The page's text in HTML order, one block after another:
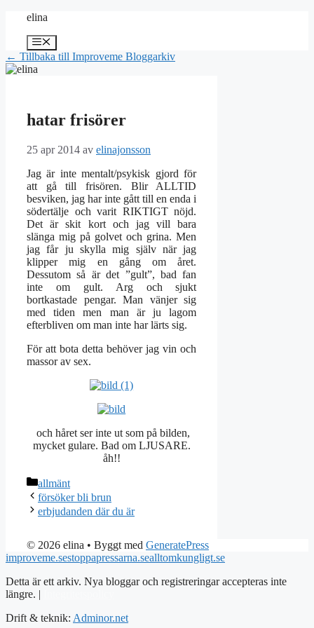
Hoppa
innehåll
elina
Meny
← Tillbaka till Improveme Bloggarkiv
hatar frisörer
25 apr 2014 av elinajonsson
Jag är inte mentalt/psykisk gjord för
att gå till frisören. Blir ALLTID
besviken, jag har inte gått till en enda i
södertälje och varit RIKTIGT nöjd.
Det är skit kort och jag vill bara
slänga mig på golvet och grina. Men
jag får ju skylla mig själv när jag
klipper mig en gång om året.
Dessutom så är det ”gult”, bad fan
inte om gult. Arg och sjukt
bortkastade pengar. Man vänjer sig
med tiden men man är ju lagom
efterbliven om man inte har lärts sig.
För att bota detta behöver jag vin och
massor av sex.
och håret ser inte ut som på bilden,
mycket gulare. Bad om LJUSARE.
åh!!
Kategorier
allmänt
försöker bli brun
erbjudanden där du är
© 2026 elina • Byggt med GeneratePress
improveme.sestoppapressarna.sealltomkungligt.se
Detta är ett arkiv. Nya bloggar och registreringar accepteras inte
längre. |
Drift & teknik: Adminor.net